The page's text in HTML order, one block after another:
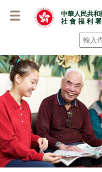
容
中華人民共和
社 會 福 利
搜尋 *